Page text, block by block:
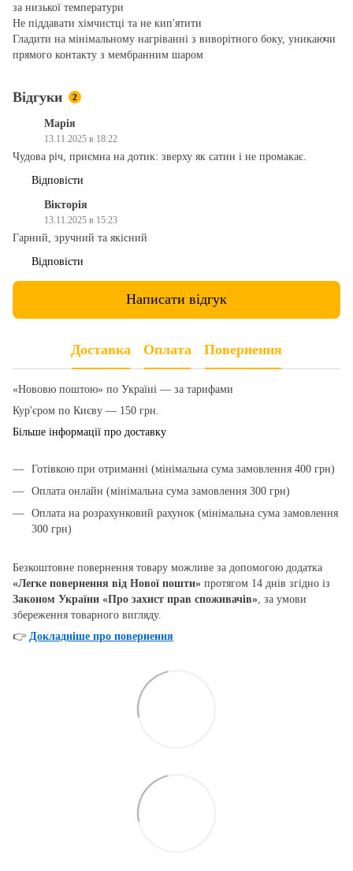
за низької температури
Не піддавати хімчистці та не кип'ятити
Гладити на мінімальному нагріванні з виворітного боку, уникаючи
прямого контакту з мембранним шаром
Відгуки 2
Марія
13.11.2025 в 18:22
Чудова річ, приємна на дотик: зверху як сатин і не промакає.
Відповісти
Вікторія
13.11.2025 в 15:23
Гарний, зручний та якісний
Відповісти
Написати відгук
Доставка Оплата Повернення
«Нововю поштою» по Україні — за тарифами
Кур'єром по Києву — 150 грн.
Більше інформації про доставку
Готівкою при отриманні (мінімальна сума замовлення 400 грн)
Оплата онлайн (мінімальна сума замовлення 300 грн)
Оплата на розрахунковий рахунок (мінімальна сума замовлення
300 грн)
Безкоштовне повернення товару можливе за допомогою додатка
«Легке повернення від Нової пошти» протягом 14 днів згідно із
Законом України «Про захист прав споживачів» , за умови
збереження товарного вигляду.
👉 Докладніше про повернення